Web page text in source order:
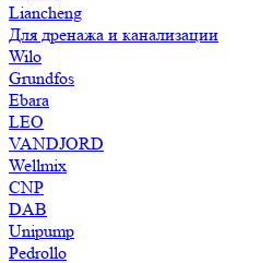
Liancheng
Для дренажа и канализации
Wilo
Grundfos
Ebara
LEO
VANDJORD
Wellmix
CNP
DAB
Unipump
Pedrollo